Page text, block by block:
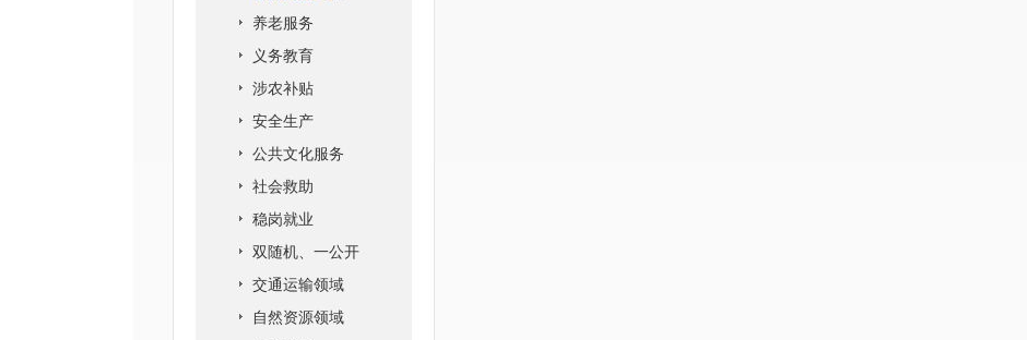
养老服务
义务教育
涉农补贴
安全生产
公共文化服务
社会救助
稳岗就业
双随机、一公开
交通运输领域
自然资源领域